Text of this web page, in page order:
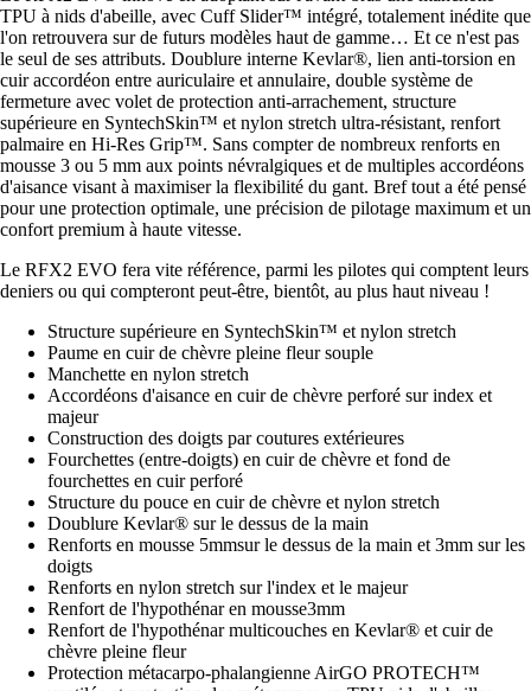
TPU à nids d'abeille, avec Cuff Slider™ intégré, totalement inédite que
l'on retrouvera sur de futurs modèles haut de gamme… Et ce n'est pas
le seul de ses attributs. Doublure interne Kevlar®, lien anti-torsion en
cuir accordéon entre auriculaire et annulaire, double système de
fermeture avec volet de protection anti-arrachement, structure
supérieure en SyntechSkin™ et nylon stretch ultra-résistant, renfort
palmaire en Hi-Res Grip™. Sans compter de nombreux renforts en
mousse 3 ou 5 mm aux points névralgiques et de multiples accordéons
d'aisance visant à maximiser la flexibilité du gant. Bref tout a été pensé
pour une protection optimale, une précision de pilotage maximum et un
confort premium à haute vitesse.
Le RFX2 EVO fera vite référence, parmi les pilotes qui comptent leurs
deniers ou qui compteront peut-être, bientôt, au plus haut niveau !
Structure supérieure en SyntechSkin™ et nylon stretch
Paume en cuir de chèvre pleine fleur souple
Manchette en nylon stretch
Accordéons d'aisance en cuir de chèvre perforé sur index et
majeur
Construction des doigts par coutures extérieures
Fourchettes (entre-doigts) en cuir de chèvre et fond de
fourchettes en cuir perforé
Structure du pouce en cuir de chèvre et nylon stretch
Doublure Kevlar® sur le dessus de la main
Renforts en mousse 5mmsur le dessus de la main et 3mm sur les
doigts
Renforts en nylon stretch sur l'index et le majeur
Renfort de l'hypothénar en mousse3mm
Renfort de l'hypothénar multicouches en Kevlar® et cuir de
chèvre pleine fleur
Protection métacarpo-phalangienne AirGO PROTECH™